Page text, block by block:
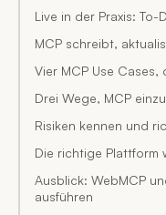
Live in der Praxis:
MCP schreibt,
Vier MCP Use
Drei Wege, MCP
Risiken kennen und
Die richtige Plattform
Ausblick: WebMCP
ausführen